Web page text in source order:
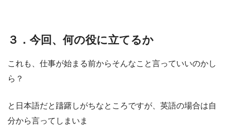
３．今回、何の役に立てるか
これも、仕事が始まる前からそんなこと言っていいのかし
ら？
と日本語だと躊躇しがちなところですが、英語の場合は自
分から言ってしまいま